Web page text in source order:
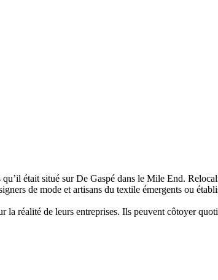
était situé sur De Gaspé dans le Mile End.
de mode et artisans du textile émergents ou
la réalité de leurs entreprises. Ils peuvent côtoyer